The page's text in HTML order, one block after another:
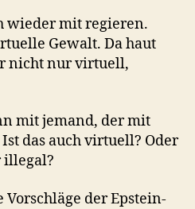
wieder mit regieren.
Gewalt. Da haut
nicht nur virtuell,
mit jemand, der mit
das auch virtuell? Oder
illegal?
der Epstein-